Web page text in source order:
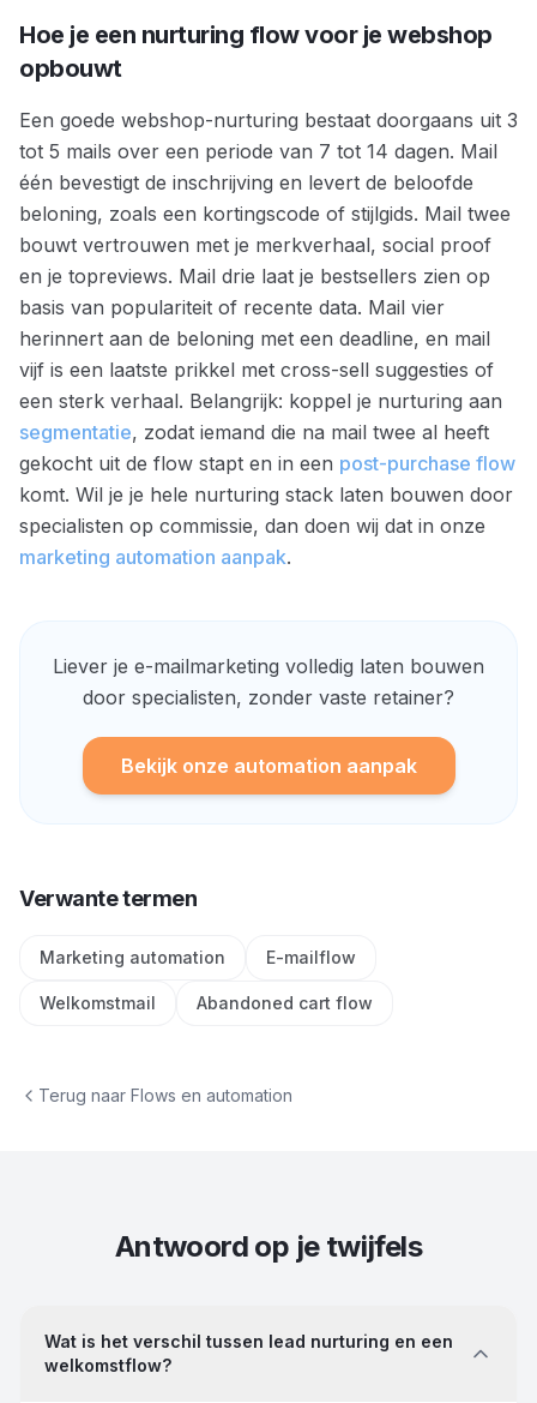
Hoe je een nurturing flow voor je webshop
opbouwt
Een goede webshop-nurturing bestaat doorgaans uit 3
tot 5 mails over een periode van 7 tot 14 dagen. Mail
één bevestigt de inschrijving en levert de beloofde
beloning, zoals een kortingscode of stijlgids. Mail twee
bouwt vertrouwen met je merkverhaal, social proof
en je topreviews. Mail drie laat je bestsellers zien op
basis van populariteit of recente data. Mail vier
herinnert aan de beloning met een deadline, en mail
vijf is een laatste prikkel met cross-sell suggesties of
een sterk verhaal. Belangrijk: koppel je nurturing aan
segmentatie, zodat iemand die na mail twee al heeft
gekocht uit de flow stapt en in een post-purchase flow
komt. Wil je je hele nurturing stack laten bouwen door
specialisten op commissie, dan doen wij dat in onze
marketing automation aanpak.
Liever je e-mailmarketing volledig laten bouwen
door specialisten, zonder vaste retainer?
Bekijk onze automation aanpak
Verwante termen
Marketing automation E-mailflow
Welkomstmail Abandoned cart flow
Terug naar Flows en automation
Antwoord op je twijfels
Wat is het verschil tussen lead nurturing en een
welkomstflow?